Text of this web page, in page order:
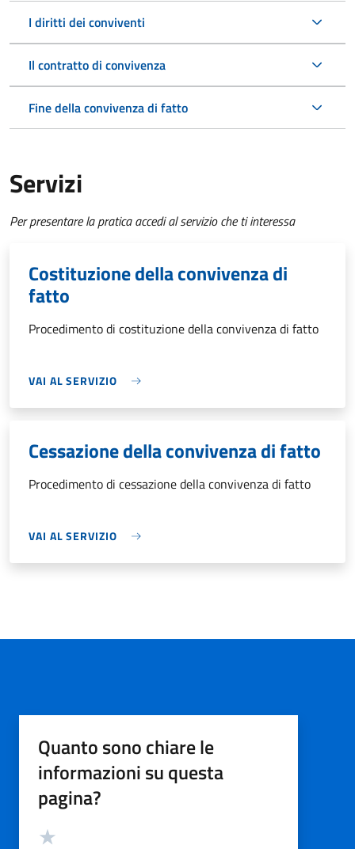
I diritti dei conviventi
Il contratto di convivenza
Fine della convivenza di fatto
Servizi
Per presentare la pratica accedi al servizio che ti interessa
Costituzione della convivenza di
fatto
Procedimento di costituzione della convivenza di fatto
VAI AL SERVIZIO
Cessazione della convivenza di fatto
Procedimento di cessazione della convivenza di fatto
VAI AL SERVIZIO
Quanto sono chiare le
informazioni su questa
pagina?
Valutazione